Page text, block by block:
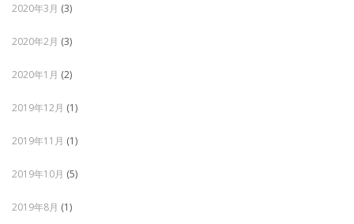
2020年3月 (3)
2020年2月 (3)
2020年1月 (2)
2019年12月 (1)
2019年11月 (1)
2019年10月 (5)
2019年8月 (1)